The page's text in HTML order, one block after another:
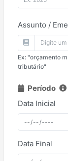
Assunto /
Ex: "orçamento
tributário"
Período
Data Inicial
Data Final